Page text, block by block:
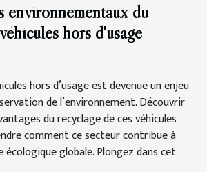
environnementaux du
hors d'usage
hors d’usage est devenue un enjeu
de l’environnement. Découvrir
du recyclage de ces véhicules
comment ce secteur contribue à
écologique globale. Plongez dans cet